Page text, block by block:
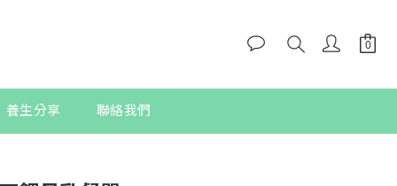
養生分享 聯絡我們
立即購買